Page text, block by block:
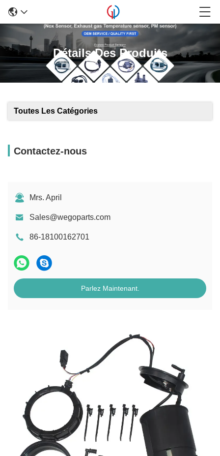
Détails Des Produits
Toutes Les Catégories
Contactez-nous
Mrs. April
Sales@wegoparts.com
86-18100162701
Parlez Maintenant.